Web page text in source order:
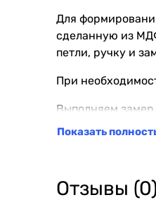
Для
сделанную из
петли, ручку и
При
Выполняем
⚠️ Обратите
Межкомнатную
с подбором
Показать
Отзывы (0)